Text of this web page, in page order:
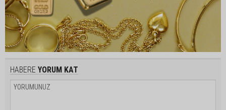
HABERE YORUM KAT